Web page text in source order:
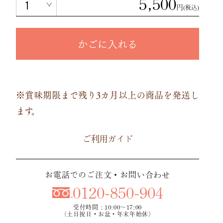
円(税込)
かごに入れる
※賞味期限まで残り3カ月以上の商品を発送し
ます。
ご利用ガイド
お電話でのご注文・お問い合わせ
0120-850-904
受付時間：10:00～17:00
（土日祝日・お盆・年末年始休）